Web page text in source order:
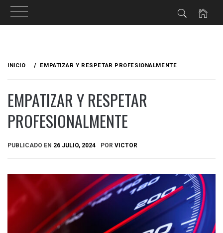
INICIO EMPATIZAR Y RESPETAR PROFESIONALMENTE
EMPATIZAR Y RESPETAR
PROFESIONALMENTE
PUBLICADO EN 26 JULIO, 2024 POR VICTOR